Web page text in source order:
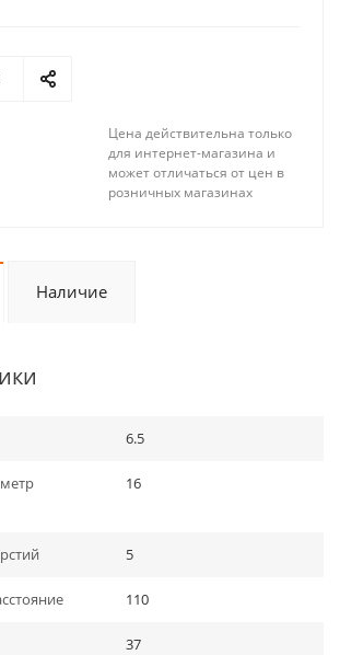
Цена действительна только
для интернет-магазина и
может отличаться от цен в
розничных магазинах
Наличие
6.5
16
5
110
37